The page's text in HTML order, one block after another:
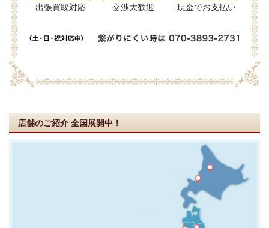
出張買取対応 交渉大歓迎 現金でお支払い
店舗のご紹介 全国展開中！